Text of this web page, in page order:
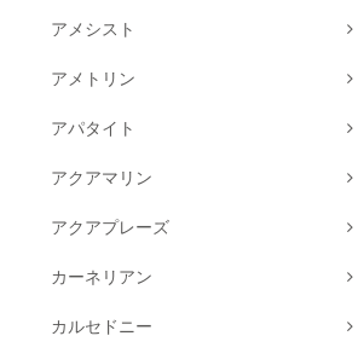
アメシスト
アメトリン
アパタイト
アクアマリン
アクアプレーズ
カーネリアン
カルセドニー